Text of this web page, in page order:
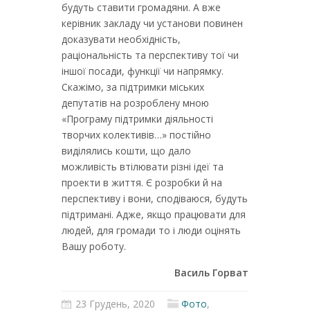
будуть ставити громадяни. А вже
керівник закладу чи установи повинен
доказувати необхідність,
раціональність та перспективу тої чи
іншої посади, функції чи напрямку.
Скажімо, за підтримки міських
депутатів на розроблену мною
«Програму підтримки діяльності
творчих колективів…» постійно
виділялись кошти, що дало
можливість втілювати різні ідеї та
проекти в життя. Є розробки й на
перспективу і вони, сподіваюся, будуть
підтримані. Адже, якщо працювати для
людей, для громади то і люди оцінять
Вашу роботу.
Василь Горват
23 Грудень, 2020 Фото,